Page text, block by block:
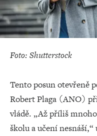
Foto: Shutterstock
Tento posun otevřeně
Robert Plaga (ANO)
vládě. „Až příliš
školu a učení